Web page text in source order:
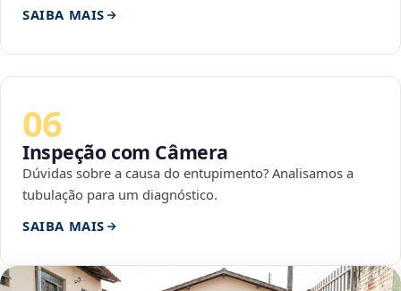
SAIBA MAIS
06
Inspeção com Câmera
Dúvidas sobre a causa do entupimento? Analisamos a
tubulação para um diagnóstico.
SAIBA MAIS